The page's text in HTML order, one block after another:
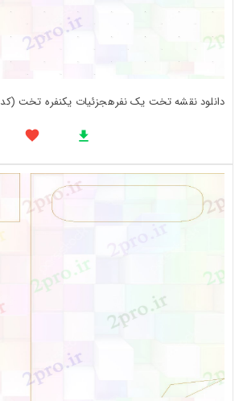
دانلود نقشه تخت یک نفرهجزئیات یکنفره تخت (کد41959)